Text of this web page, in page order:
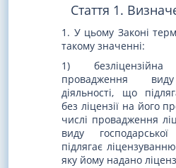
Стаття 1.
1. У цьому Законі
такому значенні:
1)
провадження виду
діяльності, що
без ліцензії на його
числі провадження
виду
підлягає
яку йому надано